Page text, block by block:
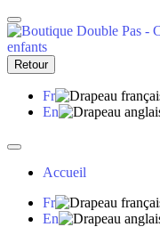
Retour
Fr
En
Accueil
Fr
En